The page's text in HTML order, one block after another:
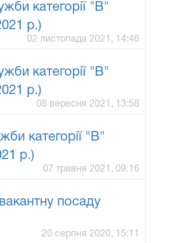
категорії "В"
р.)
02 листопада 2021, 14:46
категорії "В"
р.)
08 вересня 2021, 13:58
категорії "В"
р.)
07 травня 2021, 09:16
посаду
20 серпня 2020, 15:11